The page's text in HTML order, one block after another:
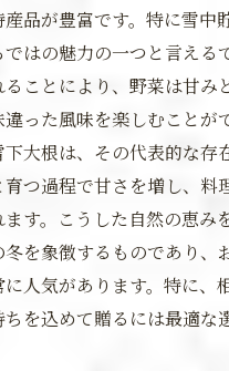
品が豊富です。特に雪中
はの魅力の一つと言える
ことにより、野菜は甘み
った風味を楽しむことが
大根は、その代表的な存
つ過程で甘さを増し、料
す。こうした自然の恵み
を象徴するものであり、
に人気があります。特に、
を込めて贈るには最適な